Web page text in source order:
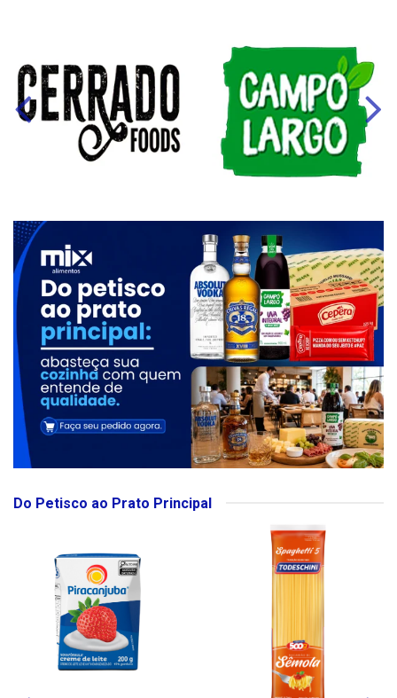
Do Petisco ao Prato Principal